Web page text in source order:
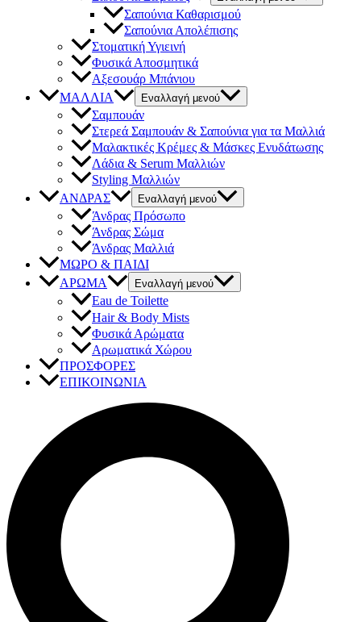
Σαπούνια Καθαρισμού
Σαπούνια Απολέπισης
Στοματική Υγιεινή
Φυσικά Αποσμητικά
Αξεσουάρ Μπάνιου
ΜΑΛΛΙΑ
Εναλλαγή μενού
Σαμπουάν
Στερεά Σαμπουάν & Σαπούνια για τα Μαλλιά
Μαλακτικές Κρέμες & Μάσκες Ενυδάτωσης
Λάδια & Serum Μαλλιών
Styling Μαλλιών
ΑΝΔΡΑΣ
Εναλλαγή μενού
Άνδρας Πρόσωπο
Άνδρας Σώμα
Άνδρας Μαλλιά
ΜΩΡΟ & ΠΑΙΔΙ
ΑΡΩΜΑ
Εναλλαγή μενού
Eau de Toilette
Hair & Body Mists
Φυσικά Αρώματα
Αρωματικά Χώρου
ΠΡΟΣΦΟΡΕΣ
ΕΠΙΚΟΙΝΩΝΙΑ